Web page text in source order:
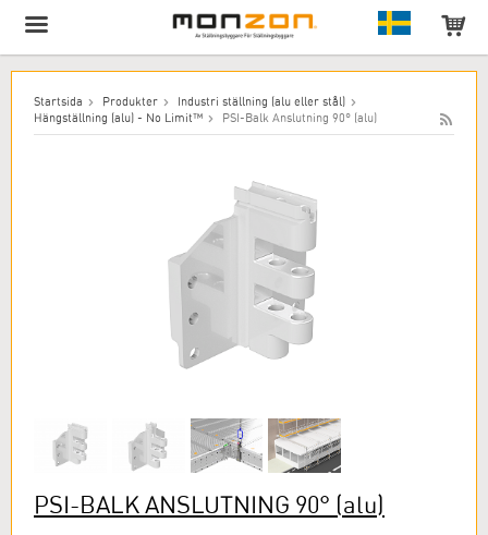
Produkten har lagts till i varukorgen!
Startsida Produkter
Industri ställning (alu eller stål)
Hängställning (alu) - No Limit™
PSI-Balk Anslutning 90° (alu)
PSI-BALK ANSLUTNING 90° (alu)